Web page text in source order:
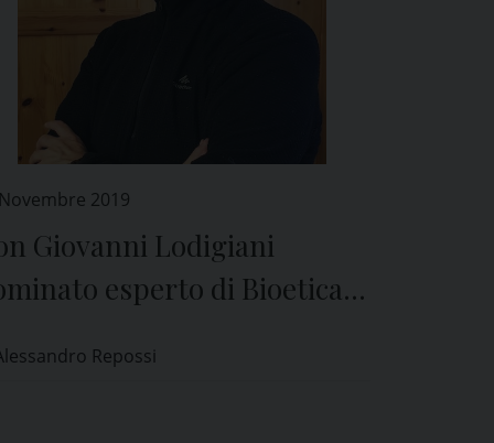
2019
Giovanni Lodigiani
esperto di Bioetica
Repossi